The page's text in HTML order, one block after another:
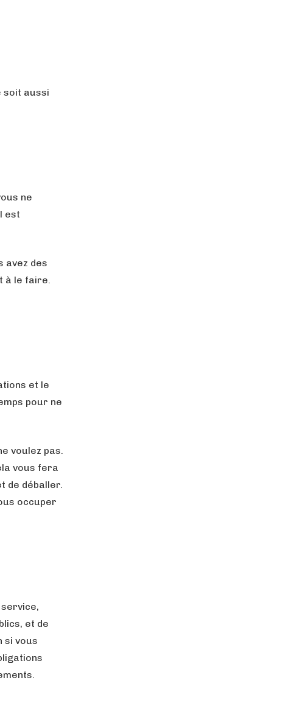
soit aussi
ne
est
avez des
à le faire.
et le
pour ne
voulez pas.
vous fera
de déballer.
occuper
et de
si vous